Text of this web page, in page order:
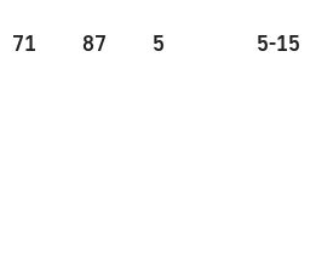
71 87 5 5-15